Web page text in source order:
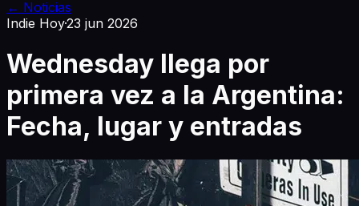
← Noticias
Indie Hoy·23 jun 2026
Wednesday llega por
primera vez a la Argentina:
Fecha, lugar y entradas